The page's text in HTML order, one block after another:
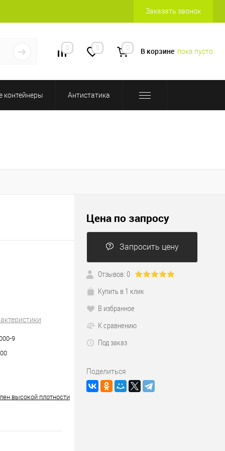
Заказать звонок
0 0 0 В корзине пока пусто
контейнеры Антистатика
9
высокой плотности
Цена по запросу
Запросить цену
Отзывов: 0
Купить в 1 клик
В избранное
К сравнению
Под заказ
Поделиться